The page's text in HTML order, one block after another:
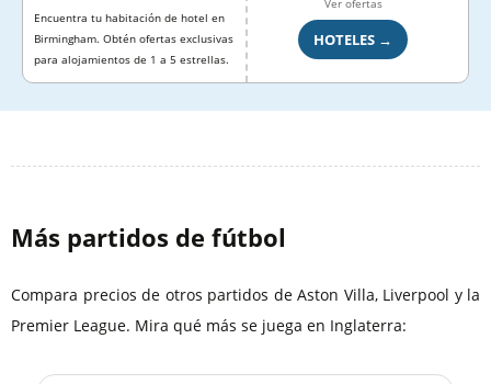
Encuentra tu habitación de hotel en
Birmingham. Obtén ofertas exclusivas
para alojamientos de 1 a 5 estrellas.
Ver ofertas
HOTELES →
Más partidos de fútbol
Compara precios de otros partidos de Aston Villa, Liverpool y la
Premier League. Mira qué más se juega en Inglaterra: